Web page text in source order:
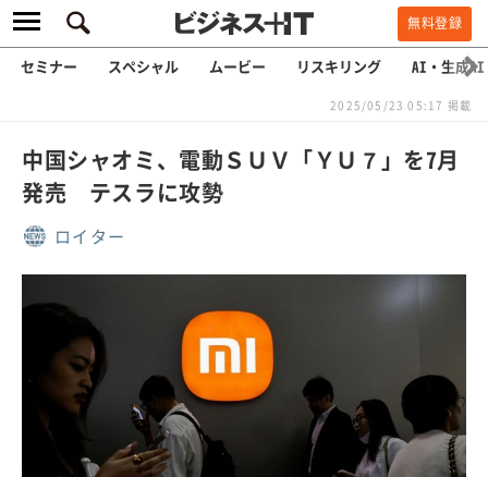
無料登録
セミナー スペシャル ムービー リスキリング AI・生成AI
2025/05/23 05:17 掲載
中国シャオミ、電動ＳＵＶ「ＹＵ７」を7月
発売 テスラに攻勢
ロイター